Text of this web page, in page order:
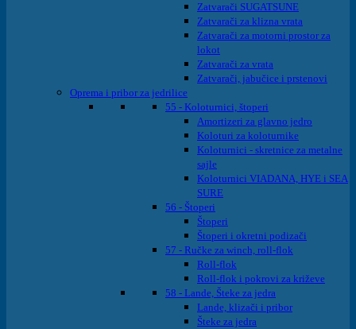
Zatvarači SUGATSUNE
Zatvarači za klizna vrata
Zatvarači za motorni prostor za
lokot
Zatvarači za vrata
Zatvarači, jabučice i prstenovi
Oprema i pribor za jedrilice
55 - Koloturnici, štoperi
Amortizeri za glavno jedro
Koloturi za koloturnike
Koloturnici - skretnice za metalne
sajle
Koloturnici VIADANA, HYE i SEA
SURE
56 - Štoperi
Štoperi
Štoperi i okretni podizači
57 - Ručke za winch, roll-flok
Roll-flok
Roll-flok i pokrovi za križeve
58 - Lande, Šteke za jedra
Lande, klizači i pribor
Šteke za jedra